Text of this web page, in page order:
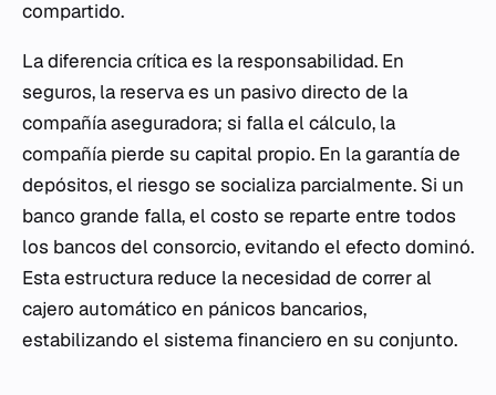
compartido.
La diferencia crítica es la responsabilidad. En
seguros, la reserva es un pasivo directo de la
compañía aseguradora; si falla el cálculo, la
compañía pierde su capital propio. En la garantía de
depósitos, el riesgo se socializa parcialmente. Si un
banco grande falla, el costo se reparte entre todos
los bancos del consorcio, evitando el efecto dominó.
Esta estructura reduce la necesidad de correr al
cajero automático en pánicos bancarios,
estabilizando el sistema financiero en su conjunto.